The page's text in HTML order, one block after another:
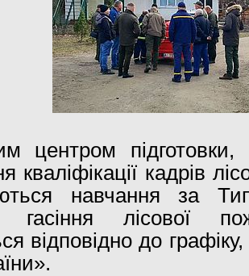
центром підготовки,
кваліфікації кадрів
навчання за
гасіння лісової
відповідно до